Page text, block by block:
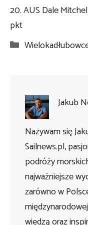
20. AUS Dale
pkt
Kategorie
Jakub
Nazywam się
Sailnews.pl,
podróży
najważniejsze
zarówno w
wiedzą oraz